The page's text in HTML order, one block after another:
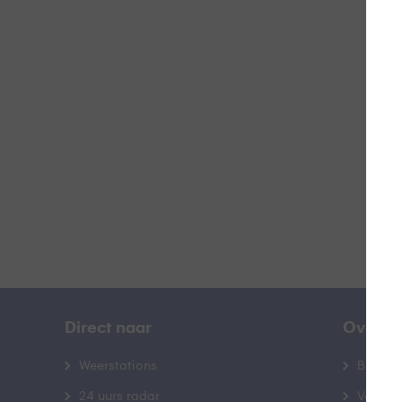
Direct naar
Weerstations
24 uurs radar
Over